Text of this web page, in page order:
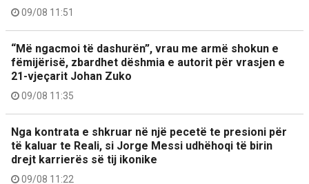
09/08 11:51
“Më ngacmoi të dashurën”, vrau me armë shokun e
fëmijërisë, zbardhet dëshmia e autorit për vrasjen e
21-vjeçarit Johan Zuko
09/08 11:35
Nga kontrata e shkruar në një pecetë te presioni për
të kaluar te Reali, si Jorge Messi udhëhoqi të birin
drejt karrierës së tij ikonike
09/08 11:22